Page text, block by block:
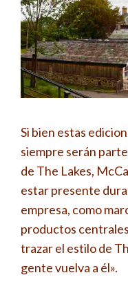
Si bien estas
siempre serán
de The Lakes,
estar presente
empresa, como
productos
trazar el estilo de
gente vuelva a él».